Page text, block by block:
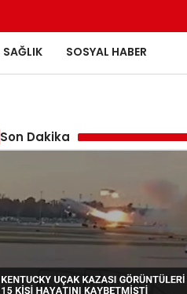
SAĞLIK SOSYAL HABER
Son Dakika